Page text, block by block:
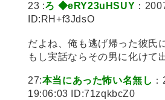
23 :ろ ◆eRY23uHSUY ：
ID:RH+f3JdsO
だよね、俺も逃げ帰った彼氏
もし実話ならその男に化けて
27:本当にあった怖い名無し
19:06:03 ID:71zqkbcZ0